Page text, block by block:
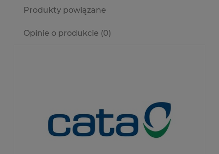
Produkty powiązane
Opinie o produkcie (0)